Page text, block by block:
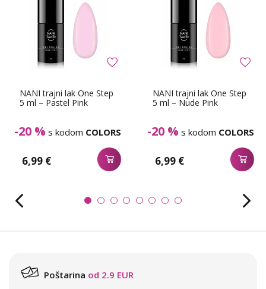
NANI trajni lak One Step
5 ml – Pastel Pink
-20 % s kodom COLORS
6,99 €
NANI trajni lak One Step
5 ml – Nude Pink
-20 % s kodom COLORS
6,99 €
Poštarina od 2.9 EUR